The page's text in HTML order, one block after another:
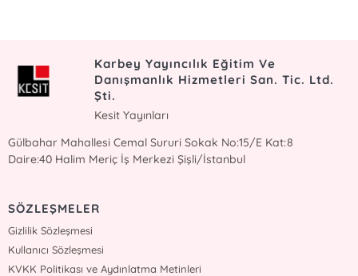
Karbey Yayıncılık Eğitim Ve
Danışmanlık Hizmetleri San. Tic. Ltd.
Şti.
Kesit Yayınları
Gülbahar Mahallesi Cemal Sururi Sokak No:15/E Kat:8
Daire:40 Halim Meriç İş Merkezi Şişli/İstanbul
SÖZLEŞMELER
Gizlilik Sözleşmesi
Kullanıcı Sözleşmesi
KVKK Politikası ve Aydınlatma Metinleri